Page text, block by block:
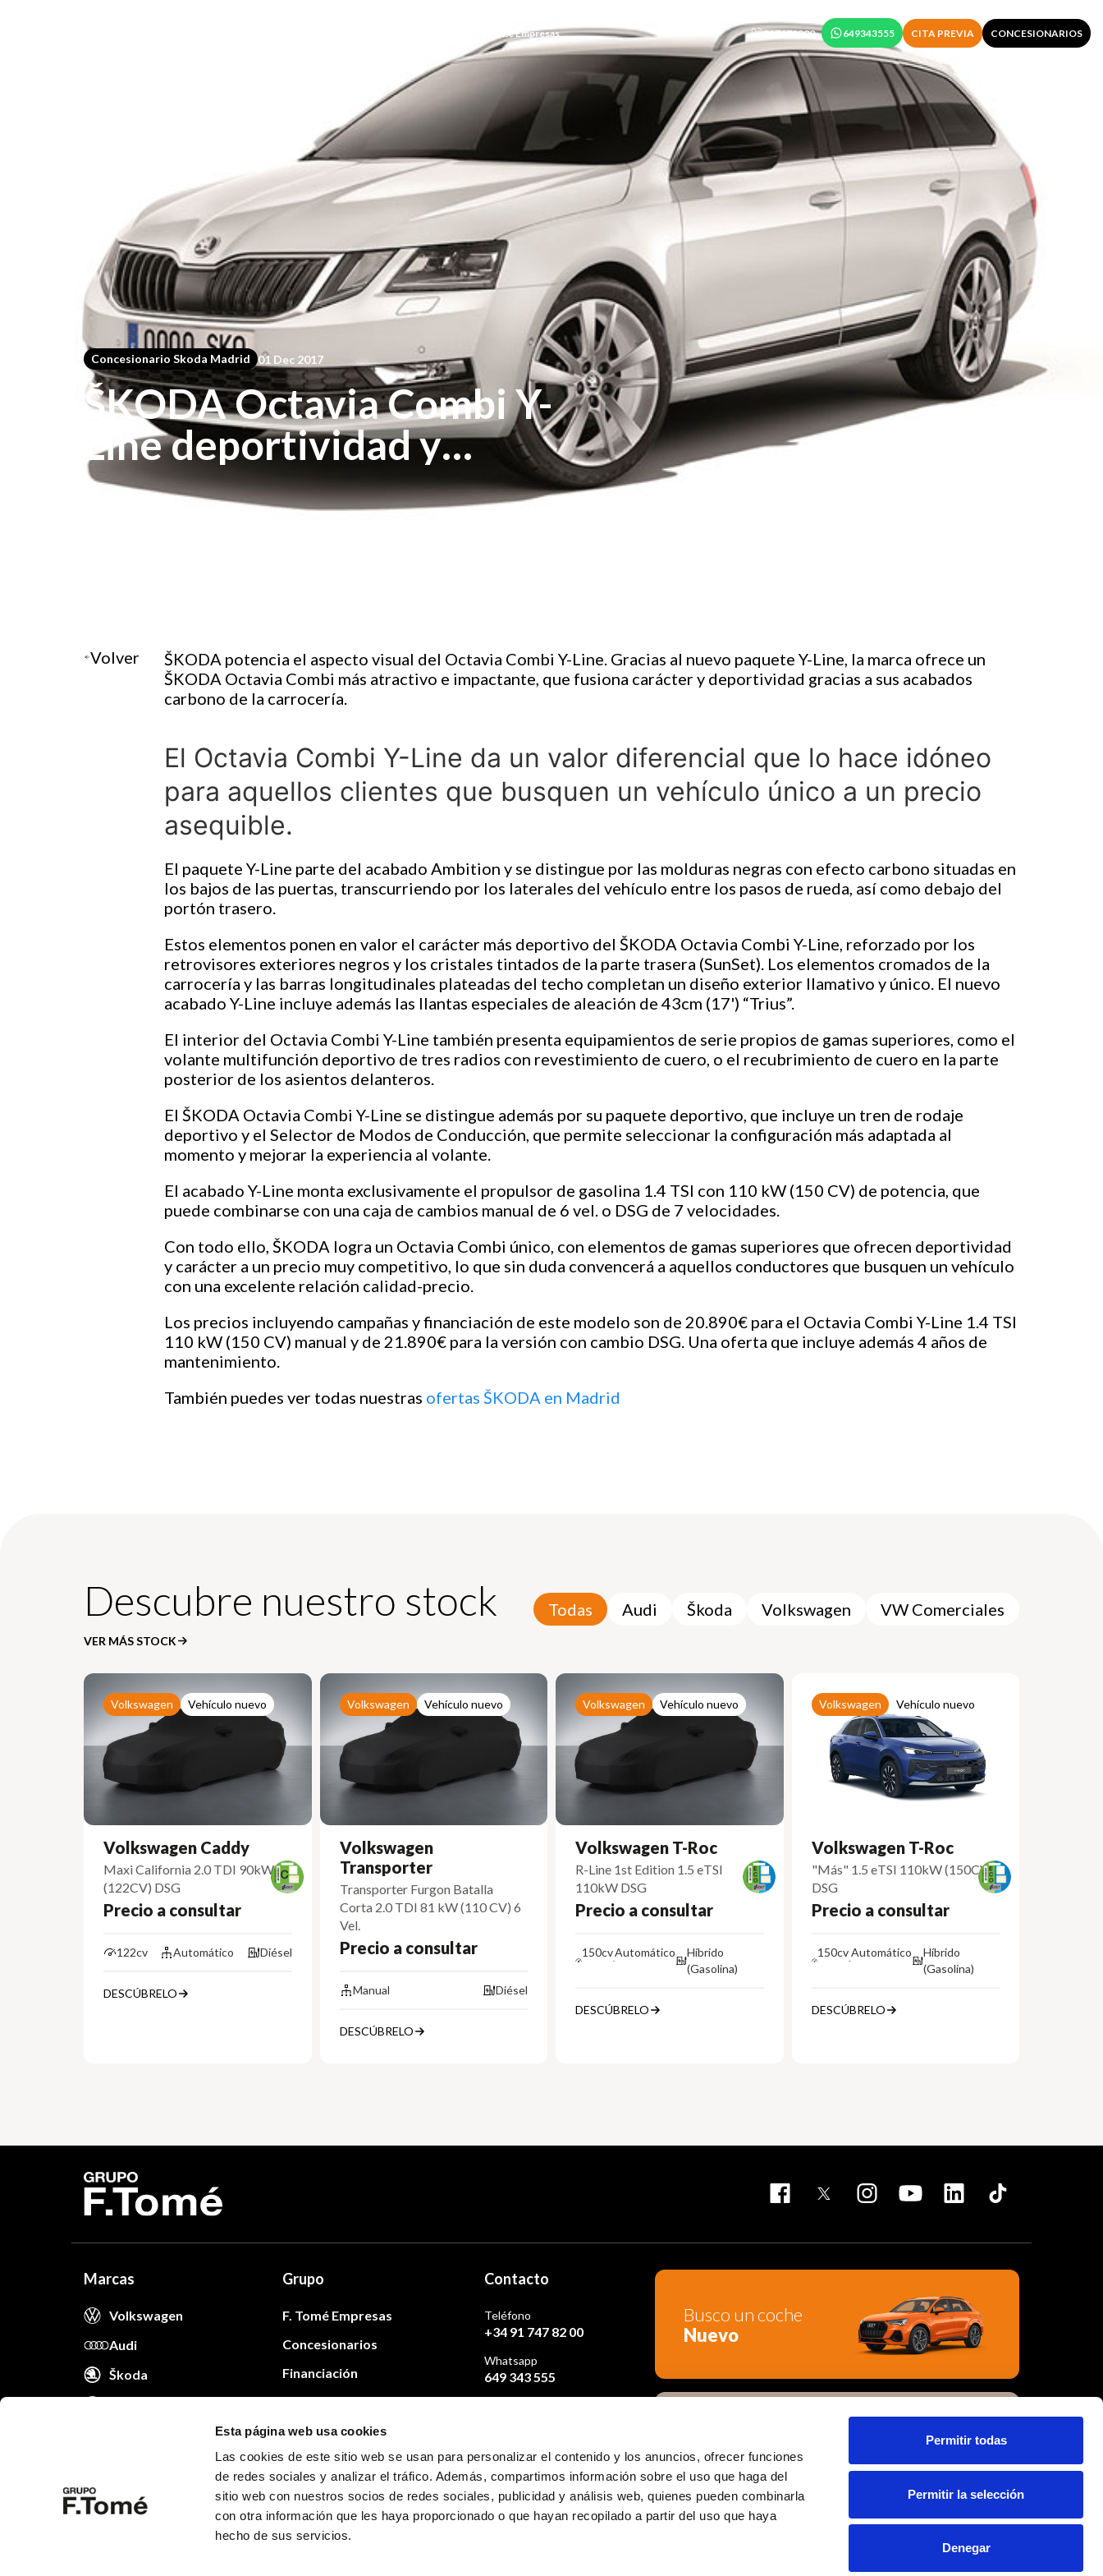
Esta página web usa cookies
Las cookies de este sitio web se usan para personalizar el contenido y los anuncios, ofrecer funciones
de redes sociales y analizar el tráfico. Además, compartimos información sobre el uso que haga del
sitio web con nuestros socios de redes sociales, publicidad y análisis web, quienes pueden combinarla
con otra información que les haya proporcionado o que hayan recopilado a partir del uso que haya
hecho de sus servicios.
Permitir todas
Permitir la selección
Denegar
F. Tomé Empresas 917478200 649343555 CITA PREVIA CONCESIONARIOS
Concesionario Skoda Madrid 01 Dec 2017
ŠKODA Octavia Combi Y-
Line deportividad y
carácter a un precio muy
competitivo
Volver
ŠKODA potencia el aspecto visual del Octavia Combi Y-Line. Gracias al nuevo paquete Y-Line, la marca ofrece un
ŠKODA Octavia Combi más atractivo e impactante, que fusiona carácter y deportividad gracias a sus acabados
carbono de la carrocería.
El Octavia Combi Y-Line da un valor diferencial que lo hace idóneo
para aquellos clientes que busquen un vehículo único a un precio
asequible.
El paquete Y-Line parte del acabado Ambition y se distingue por las molduras negras con efecto carbono situadas en
los bajos de las puertas, transcurriendo por los laterales del vehículo entre los pasos de rueda, así como debajo del
portón trasero.
Estos elementos ponen en valor el carácter más deportivo del ŠKODA Octavia Combi Y-Line, reforzado por los
retrovisores exteriores negros y los cristales tintados de la parte trasera (SunSet). Los elementos cromados de la
carrocería y las barras longitudinales plateadas del techo completan un diseño exterior llamativo y único. El nuevo
acabado Y-Line incluye además las llantas especiales de aleación de 43cm (17') “Trius”.
El interior del Octavia Combi Y-Line también presenta equipamientos de serie propios de gamas superiores, como el
volante multifunción deportivo de tres radios con revestimiento de cuero, o el recubrimiento de cuero en la parte
posterior de los asientos delanteros.
El ŠKODA Octavia Combi Y-Line se distingue además por su paquete deportivo, que incluye un tren de rodaje
deportivo y el Selector de Modos de Conducción, que permite seleccionar la configuración más adaptada al
momento y mejorar la experiencia al volante.
El acabado Y-Line monta exclusivamente el propulsor de gasolina 1.4 TSI con 110 kW (150 CV) de potencia, que
puede combinarse con una caja de cambios manual de 6 vel. o DSG de 7 velocidades.
Con todo ello, ŠKODA logra un Octavia Combi único, con elementos de gamas superiores que ofrecen deportividad
y carácter a un precio muy competitivo, lo que sin duda convencerá a aquellos conductores que busquen un vehículo
con una excelente relación calidad-precio.
Los precios incluyendo campañas y financiación de este modelo son de 20.890€ para el Octavia Combi Y-Line 1.4 TSI
110 kW (150 CV) manual y de 21.890€ para la versión con cambio DSG. Una oferta que incluye además 4 años de
mantenimiento.
También puedes ver todas nuestras ofertas ŠKODA en Madrid
Descubre nuestro stock
VER MÁS STOCK
Todas Audi Škoda Volkswagen VW Comerciales
Volkswagen Vehículo nuevo
Volkswagen Caddy
Maxi California 2.0 TDI 90kW
(122CV) DSG
Precio a consultar
122cv Automático Diésel
DESCÚBRELO
Volkswagen Vehículo nuevo
Volkswagen
Transporter
Transporter Furgon Batalla
Corta 2.0 TDI 81 kW (110 CV) 6
Vel.
Precio a consultar
Manual Diésel
DESCÚBRELO
Volkswagen Vehículo nuevo
Volkswagen T-Roc
R-Line 1st Edition 1.5 eTSI
110kW DSG
Precio a consultar
150cvAutomático
Híbrido
(Gasolina)
DESCÚBRELO
Volkswagen Vehículo nuevo
Volkswagen T-Roc
"Más" 1.5 eTSI 110kW (150CV)
DSG
Precio a consultar
150cvAutomático
Híbrido
(Gasolina)
DESCÚBRELO
Marcas
Volkswagen
Audi
Škoda
Grupo
F. Tomé Empresas
Concesionarios
Financiación
Trabaja con nosotros
Blog
Movilidad
Promociones
Contacto
Teléfono
+34 91 747 82 00
Whatsapp
649 343 555
Busco un coche
Nuevo
Ocasión